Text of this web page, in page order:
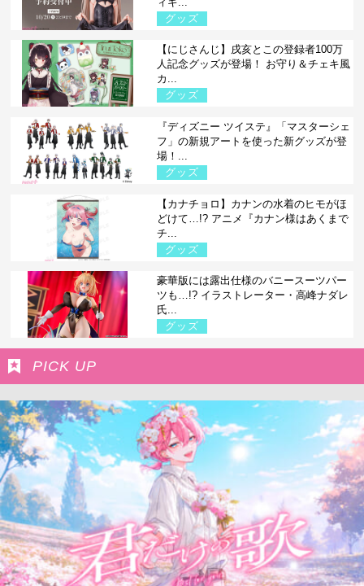
グッズ
【にじさんじ】戌亥とこの登録者100万
人記念グッズが登場！ お守り＆チェキ風
カ...
グッズ
『ディズニー ツイステ』「マスターシェ
フ」の新規アートを使った新グッズが登
場！...
グッズ
【カナチョロ】カナンの水着のヒモがほ
どけて…!? アニメ『カナン様はあくまで
チ...
グッズ
豪華版には露出仕様のバニースーツパー
ツも…!? イラストレーター・高峰ナダレ
氏...
グッズ
PICK UP